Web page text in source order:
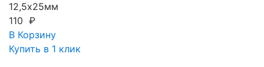
12,5х25мм
110 ₽
В Корзину
Купить в 1 клик